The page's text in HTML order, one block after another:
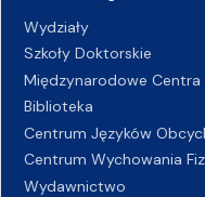
Wydziały
Szkoły Doktorskie
Międzynarodowe Centra
Biblioteka
Centrum Języków
Centrum Wychowania
Wydawnictwo